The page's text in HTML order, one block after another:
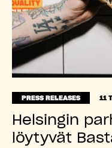
PRESS RELEASES 11
Helsingin
löytyvät